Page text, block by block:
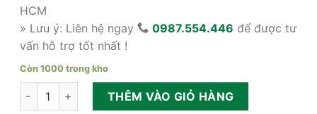
HCM
» Lưu ý: Liên hệ ngay
0987.554.446 để được tư
vấn hỗ trợ tốt nhất !
Còn 1000 trong kho
Màn nhựa chắn lạnh PVC giá rẻ 2026 số lượng
THÊM VÀO GIỎ HÀNG